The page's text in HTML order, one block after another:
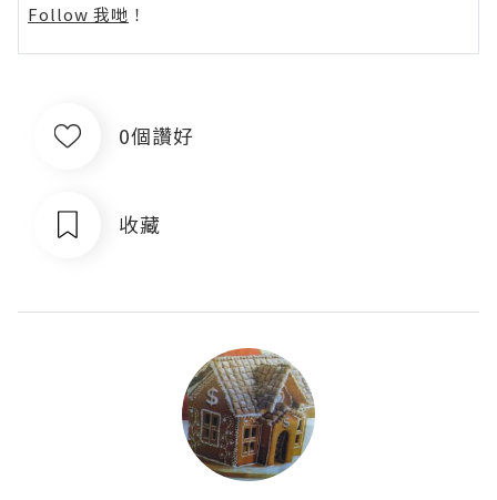
Follow 我哋 ！
0個讚好
收藏